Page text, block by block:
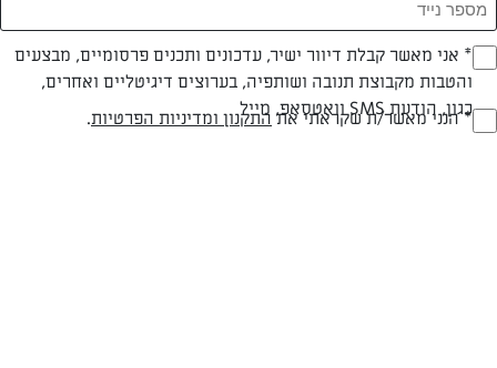
(חובה)* אני מאשר קבלת דיוור ישיר, עדכונים ותכנים פרסומיים, מבצעים
והטבות מקבוצת תנובה ושותפיה, בערוצים דיגיטליים ואחרים,
כגון, הודעת SMS וואטסאפ, מייל(חובה)* הנני מאשר/ת שקראתי את התקנון ומדיניות הפרטיות.